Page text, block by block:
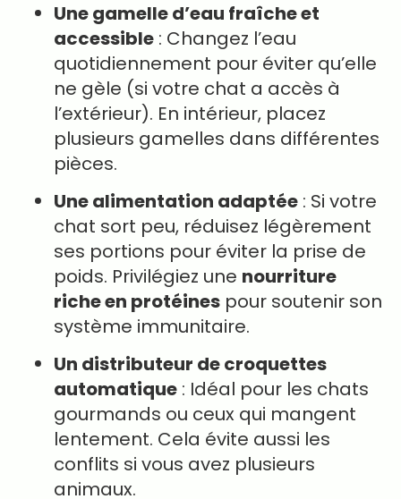
Une gamelle d’eau fraîche et
accessible : Changez l’eau
quotidiennement pour éviter qu’elle
ne gèle (si votre chat a accès à
l’extérieur). En intérieur, placez
plusieurs gamelles dans différentes
pièces.
Une alimentation adaptée : Si votre
chat sort peu, réduisez légèrement
ses portions pour éviter la prise de
poids. Privilégiez une nourriture
riche en protéines pour soutenir son
système immunitaire.
Un distributeur de croquettes
automatique : Idéal pour les chats
gourmands ou ceux qui mangent
lentement. Cela évite aussi les
conflits si vous avez plusieurs
animaux.